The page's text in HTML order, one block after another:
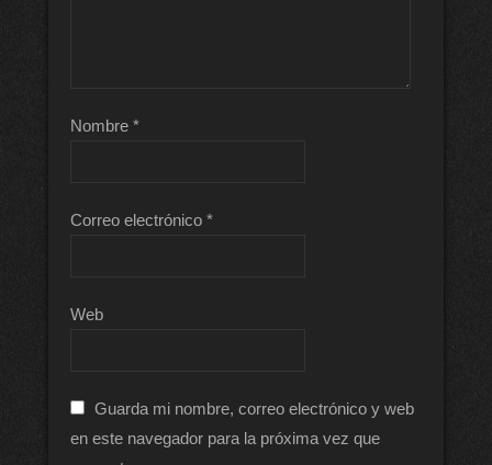
Nombre *
Correo electrónico *
Web
Guarda mi nombre, correo electrónico y web
en este navegador para la próxima vez que